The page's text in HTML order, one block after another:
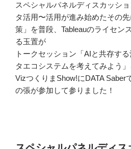
スペシャルパネルディスカッシ
タ活用〜活用が進み始めたその
策」を普段、Tableauのライセン
る玉置が
トークセッション「AIと共存す
タエコシステムを考えてみよう
VizつくりまShow!にDATA Saber
の張が参加して参りました！